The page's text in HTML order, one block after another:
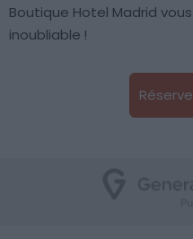
Boutique Hotel Madrid
inoubliable !